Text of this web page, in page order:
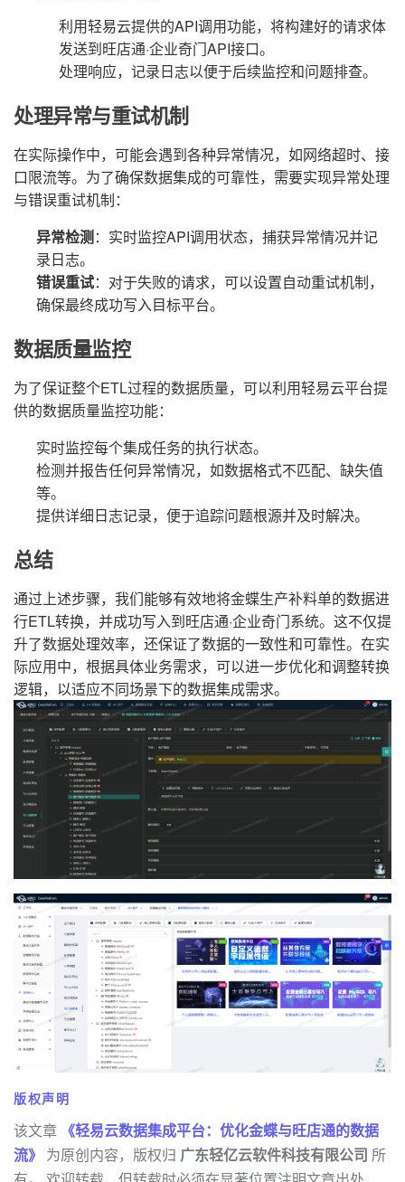
利用轻易云提供的API调用功能，将构建好的请求体
发送到旺店通·企业奇门API接口。
处理响应，记录日志以便于后续监控和问题排查。
处理异常与重试机制
在实际操作中，可能会遇到各种异常情况，如网络超时、接
口限流等。为了确保数据集成的可靠性，需要实现异常处理
与错误重试机制：
异常检测：实时监控API调用状态，捕获异常情况并记
录日志。
错误重试：对于失败的请求，可以设置自动重试机制，
确保最终成功写入目标平台。
数据质量监控
为了保证整个ETL过程的数据质量，可以利用轻易云平台提
供的数据质量监控功能：
实时监控每个集成任务的执行状态。
检测并报告任何异常情况，如数据格式不匹配、缺失值
等。
提供详细日志记录，便于追踪问题根源并及时解决。
总结
通过上述步骤，我们能够有效地将金蝶生产补料单的数据进
行ETL转换，并成功写入到旺店通·企业奇门系统。这不仅提
升了数据处理效率，还保证了数据的一致性和可靠性。在实
际应用中，根据具体业务需求，可以进一步优化和调整转换
逻辑，以适应不同场景下的数据集成需求。
版权声明
该文章 《轻易云数据集成平台：优化金蝶与旺店通的数据
流》 为原创内容，版权归 广东轻亿云软件科技有限公司 所